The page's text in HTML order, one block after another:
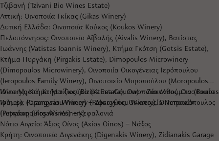
Τζιβανή (Tzivani Bio Wines Estate)
Αττική: Οινοποιία Γκίκας (Gikas Winery)
Δυτική Ελλάδα: Οινοποιία Κούκος (Koukos Winery)
Πελοπόννησος: Οινοποιείο Αϊβαλής (Aivalis Winery), Βατίστας
Ιωάννης (Vatistas Ioannis Winery), Κτήμα Γκότση (Gotsis Estate),
Κτήμα Πυργάκη (Pirgakis Estate), Dimopoulos Microwinery
(Dimopoulos Microwinery), Οινοποιία Οικογένειας Ιερόπουλου
(Ieropoulos Family Winery), Οινοποιείο Μοροπούλου (Moropoulos
Winery), Κτήμα Μπίζιος (Bizios Estate), Οινοποιία Μπούμπα (Boubas
Wines), Papargyriou Winery (Papargyriou Winery), Οινοποιείο
Πυργάκη (Pirgakis Winery)
Ιόνια Νησιά: Κτήμα Γκούμα (Ktima Gouma) – Ζάκυνθος, Οινοποιείο
Γράμψα (Grampsas Winery) – Ζάκυνθος, Οινοποιείο Πετρακόπουλος
(Petrakopoulos Wines) – Κεφαλονιά
Νότιο Αιγαίο: Άξιος Οίνος (Axios Oinos) – Νάξος
Κρήτη: Οινοποιείο Διγενάκης (Digenakis Winery), Zidianakis Garage